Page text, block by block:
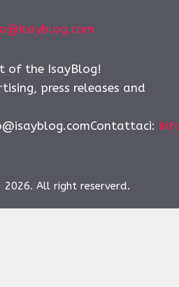
of the IsayBlog!
press releases and
:
All right reserverd.